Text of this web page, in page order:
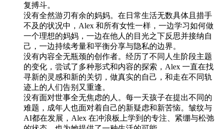
复搏斗。
没有全然游刃有余的妈妈。在日常生活无数具体且措手
不及的状况中，Alex 和所有女性一样，一边学习如何做
一个理想的妈妈，一边在他人的目光之下反思并接纳自
己，一边持续考量和平衡分享与隐私的边界。
没有内容全无瓶颈的创作者。经历了不同人生阶段主题
的变化，尝试了多种形式和内容的探索，Alex 一直在找
寻新的灵感和新的关切，做真实的自己，和走在不同轨
迹上的人们告别又重逢。
没有面对世事全无焦虑的人。每一天孩子在提出不同的
难题，成年人也面对着自己的新疑虑和新苦恼。皱纹与
AI都在发展，Alex 在冲浪板上学到的专注、紧绷与松弛